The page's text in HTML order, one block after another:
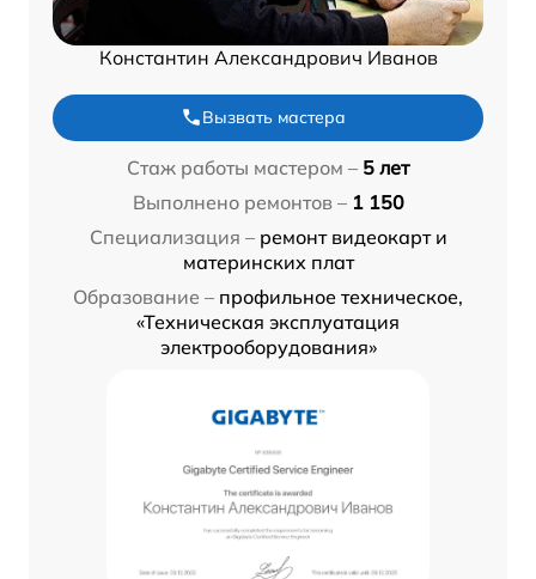
Константин Александрович Иванов
Вызвать мастера
Стаж работы мастером – 5 лет
Выполнено ремонтов – 1 150
Специализация – ремонт видеокарт и
материнских плат
Образование – профильное техническое,
«Техническая эксплуатация
электрооборудования»